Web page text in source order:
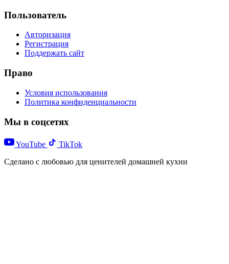
Пользователь
Авторизация
Регистрация
Поддержать сайт
Право
Условия использования
Политика конфиденциальности
Мы в соцсетях
YouTube
TikTok
Сделано с любовью для ценителей домашней кухни